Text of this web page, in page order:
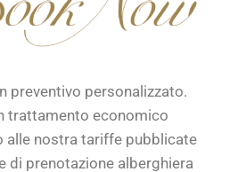
preventivo personalizzato.
trattamento economico
alle nostra tariffe pubblicate
di prenotazione alberghiera